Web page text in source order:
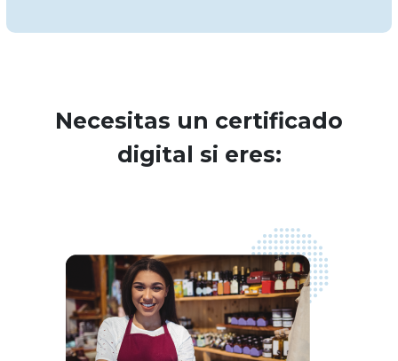
Necesitas un certificado
digital si eres: